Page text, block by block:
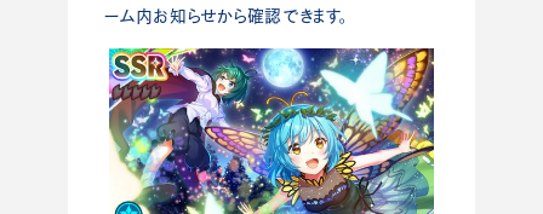
ーム内お知らせから確認できます。